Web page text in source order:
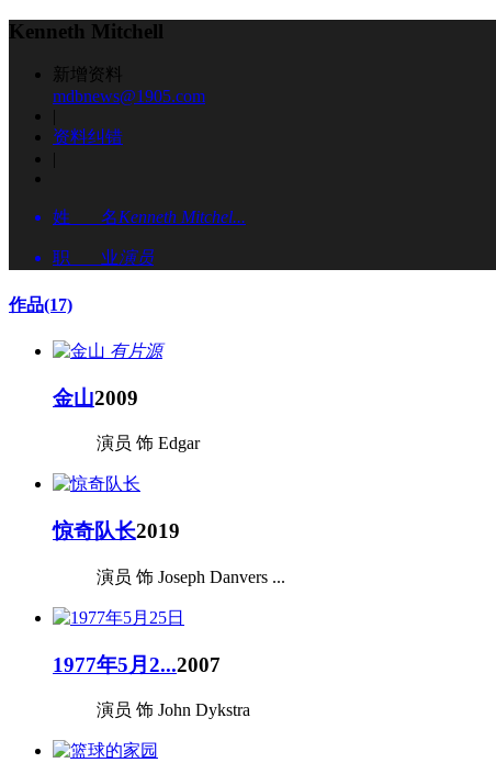
Kenneth Mitchell
新增资料
mdbnews@1905.com
|
资料纠错
|
姓 名Kenneth Mitchel...
职 业演员
作品(17)
有片源
金山2009
演员 饰 Edgar
惊奇队长2019
演员 饰 Joseph Danvers ...
1977年5月2...2007
演员 饰 John Dykstra